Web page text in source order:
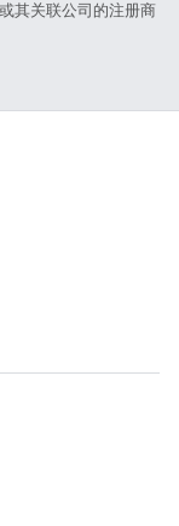
其关联公司的注册商